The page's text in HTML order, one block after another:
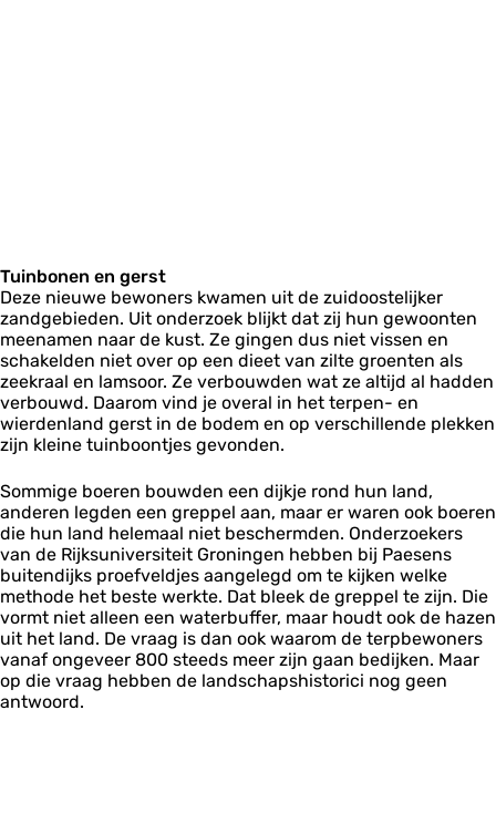
Tuinbonen en gerst
Deze nieuwe bewoners kwamen uit de zuidoostelijker
zandgebieden. Uit onderzoek blijkt dat zij hun gewoonten
meenamen naar de kust. Ze gingen dus niet vissen en
schakelden niet over op een dieet van zilte groenten als
zeekraal en lamsoor. Ze verbouwden wat ze altijd al hadden
verbouwd. Daarom vind je overal in het terpen- en
wierdenland gerst in de bodem en op verschillende plekken
zijn kleine tuinboontjes gevonden.
Sommige boeren bouwden een dijkje rond hun land,
anderen legden een greppel aan, maar er waren ook boeren
die hun land helemaal niet beschermden. Onderzoekers
van de Rijksuniversiteit Groningen hebben bij Paesens
buitendijks proefveldjes aangelegd om te kijken welke
methode het beste werkte. Dat bleek de greppel te zijn. Die
vormt niet alleen een waterbuffer, maar houdt ook de hazen
uit het land. De vraag is dan ook waarom de terpbewoners
vanaf ongeveer 800 steeds meer zijn gaan bedijken. Maar
op die vraag hebben de landschapshistorici nog geen
antwoord.